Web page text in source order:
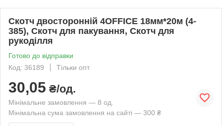
Скотч двосторонній 4OFFICE 18мм*20м (4-
385), Скотч для пакування, Скотч для
рукоділля
Готово до відправки
Код: 36189
Тільки опт
30,05 ₴/од.
Мінімальне замовлення — 8 од.
Мінімальна сума замовлення на сайті — 300 ₴